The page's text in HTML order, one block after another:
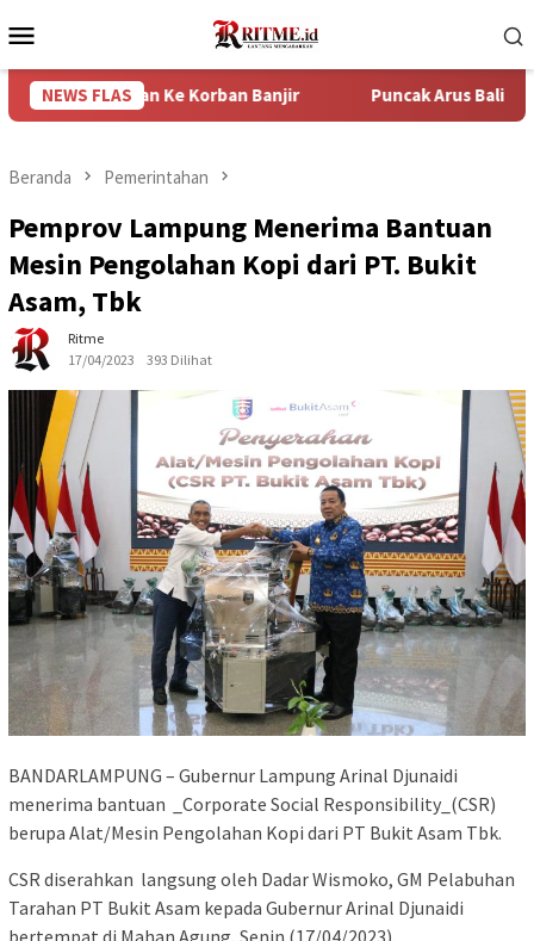
ke
Mobile
NEWS FLAS
Ke Korban Banjir Puncak Arus Balik Lebaran
Beranda Pemerintahan
Pemprov Lampung Menerima Bantuan
Mesin Pengolahan Kopi dari PT. Bukit
Asam, Tbk
Ritme
17/04/2023
393 Dilihat
BANDARLAMPUNG – Gubernur Lampung Arinal Djunaidi
menerima bantuan _Corporate Social Responsibility_(CSR)
berupa Alat/Mesin Pengolahan Kopi dari PT Bukit Asam Tbk.
CSR diserahkan langsung oleh Dadar Wismoko, GM Pelabuhan
Tarahan PT Bukit Asam kepada Gubernur Arinal Djunaidi
bertempat di Mahan Agung, Senin (17/04/2023).